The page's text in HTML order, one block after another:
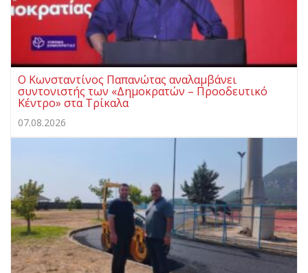
Ο Κωνσταντίνος Παπανώτας αναλαμβάνει
συντονιστής των «Δημοκρατών – Προοδευτικό
Κέντρο» στα Τρίκαλα
07.08.2026